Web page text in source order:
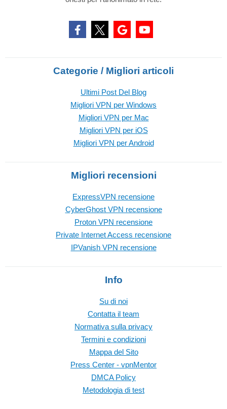
Categorie / Migliori articoli
Ultimi Post Del Blog
Migliori VPN per Windows
Migliori VPN per Mac
Migliori VPN per iOS
Migliori VPN per Android
Migliori recensioni
ExpressVPN recensione
CyberGhost VPN recensione
Proton VPN recensione
Private Internet Access recensione
IPVanish VPN recensione
Info
Su di noi
Contatta il team
Normativa sulla privacy
Termini e condizioni
Mappa del Sito
Press Center - vpnMentor
DMCA Policy
Metodologia di test